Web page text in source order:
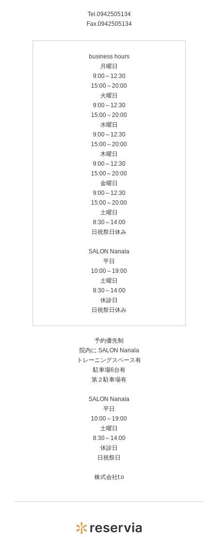
Tel.0942505134
Fax.0942505134
business hours
月曜日
9:00～12:30
15:00～20:00
火曜日
9:00～12:30
15:00～20:00
水曜日
9:00～12:30
15:00～20:00
木曜日
9:00～12:30
15:00～20:00
金曜日
9:00～12:30
15:00～20:00
土曜日
8:30～14:00
日祝祭日休み
SALON Nanala
平日
10:00～19:00
土曜日
8:30～14:00
休診日
日祝祭日休み
予約優先制
院内に SALON Nanala
トレーニングスペース有
駐車場6台有
第２駐車場有
SALON Nanala
平日
10:00～19:00
土曜日
8:30～14:00
休診日
日祝祭日
株式会社t.o